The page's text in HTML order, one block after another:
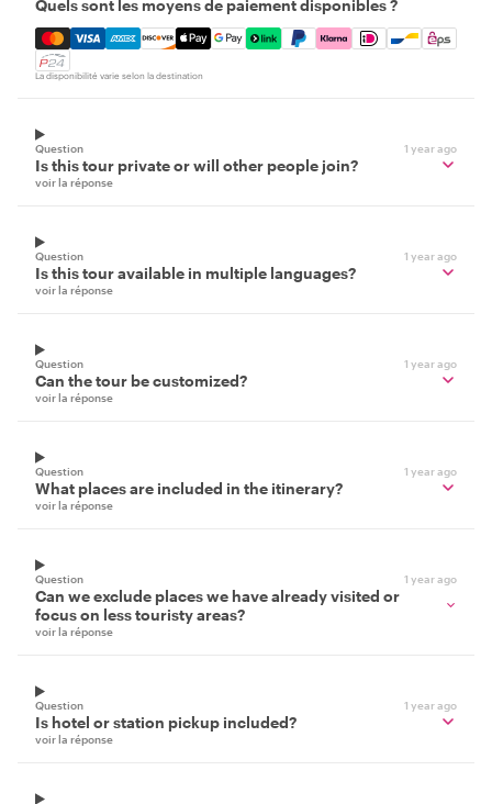
Quels sont les moyens de paiement disponibles ?
Mastercard, Visa, Amex, Discover, Apple Pay, Google
La disponibilité varie selon la destination
Question 1 year ago
Is this tour private or will other people join?
voir la réponse
Question 1 year ago
Is this tour available in multiple languages?
voir la réponse
Question 1 year ago
Can the tour be customized?
voir la réponse
Question 1 year ago
What places are included in the itinerary?
voir la réponse
Question 1 year ago
Can we exclude places we have already visited or
focus on less touristy areas?
voir la réponse
Question 1 year ago
Is hotel or station pickup included?
voir la réponse